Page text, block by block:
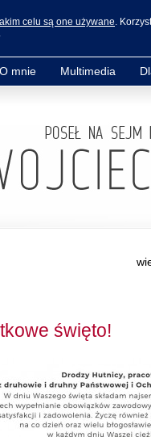
celu są one używane.
O mnie Multimedia
święto!